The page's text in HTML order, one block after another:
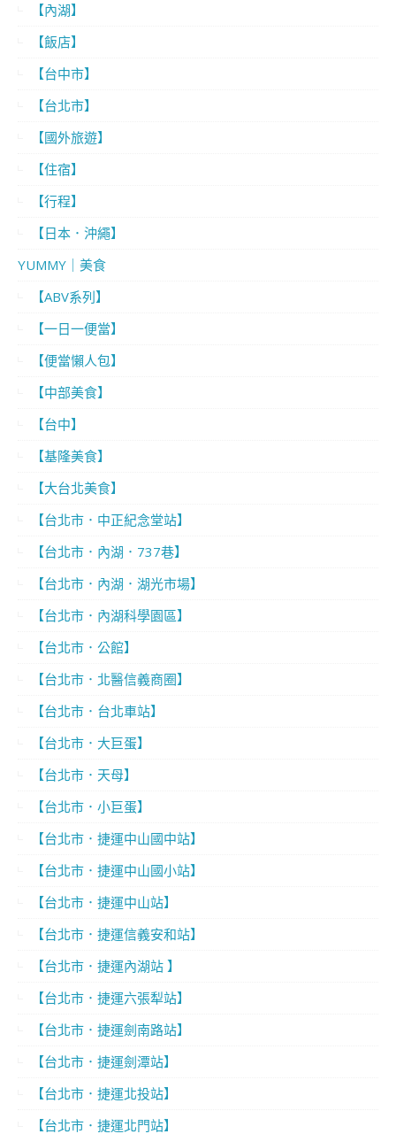
【內湖】
【飯店】
【台中市】
【台北市】
【國外旅遊】
【住宿】
【行程】
【日本．沖繩】
YUMMY｜美食
【ABV系列】
【一日一便當】
【便當懶人包】
【中部美食】
【台中】
【基隆美食】
【大台北美食】
【台北市．中正紀念堂站】
【台北市．內湖．737巷】
【台北市．內湖．湖光市場】
【台北市．內湖科學園區】
【台北市．公館】
【台北市．北醫信義商圈】
【台北市．台北車站】
【台北市．大巨蛋】
【台北市．天母】
【台北市．小巨蛋】
【台北市．捷運中山國中站】
【台北市．捷運中山國小站】
【台北市．捷運中山站】
【台北市．捷運信義安和站】
【台北市．捷運內湖站 】
【台北市．捷運六張犁站】
【台北市．捷運劍南路站】
【台北市．捷運劍潭站】
【台北市．捷運北投站】
【台北市．捷運北門站】